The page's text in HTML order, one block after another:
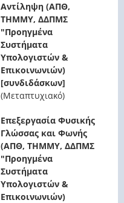
Αντίληψη (ΑΠΘ,
ΤΗΜΜΥ, ΔΔΠΜΣ
"Προηγμένα
Συστήματα
Υπολογιστών &
Επικοινωνιών)
[συνδιδάσκων]
(Μεταπτυχιακό)
Επεξεργασία Φυσικής
Γλώσσας και Φωνής
(ΑΠΘ, ΤΗΜΜΥ, ΔΔΠΜΣ
"Προηγμένα
Συστήματα
Υπολογιστών &
Επικοινωνιών)